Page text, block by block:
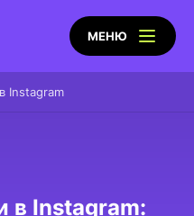
МЕНЮ
Instagram
в Instagram: